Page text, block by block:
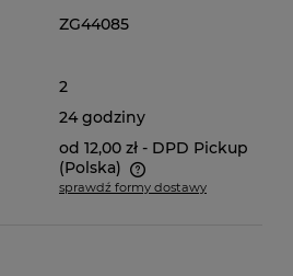
ZG44085
2
24 godziny
od 12,00 zł - DPD Pickup
(Polska)
kosztów płatności
sprawdź formy dostawy